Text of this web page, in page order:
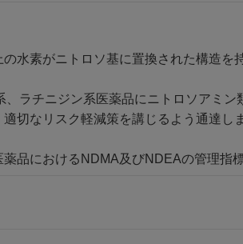
水素がニトロソ基に置換された構造を
ラチニジン系医薬品にニトロソアミ
切なリスク軽減策を講じるよう通達し
品におけるNDMA及びNDEAの管理指